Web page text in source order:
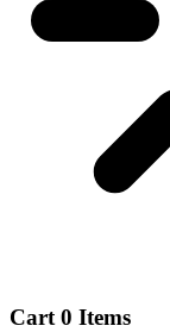
Cart 0 Items